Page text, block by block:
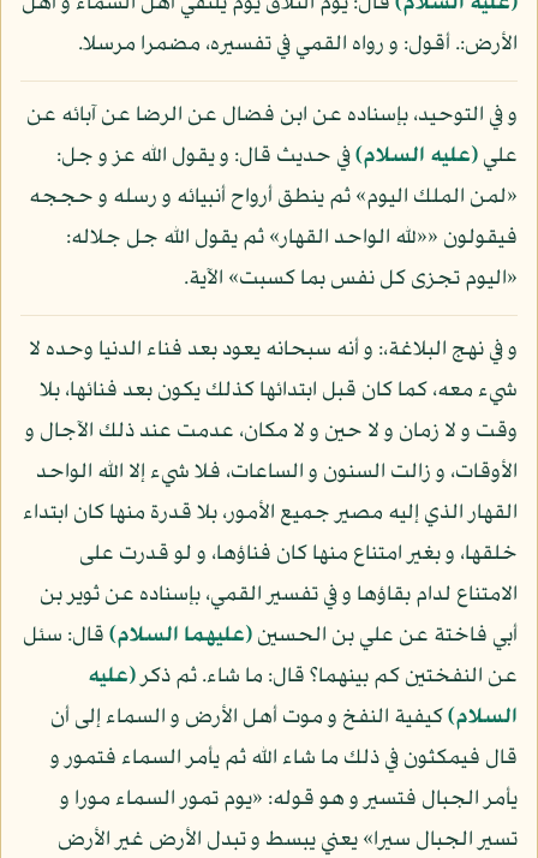
الأرض:. أقول: و رواه القمي في تفسيره، مضمرا مرسلا.
و في التوحيد، بإسناده عن ابن فضال عن الرضا عن آبائه عن
علي(عليه السلام)في حديث قال: و يقول الله عز و جل:
«لمن الملك اليوم» ثم ينطق أرواح أنبيائه و رسله و حججه
فيقولون ««لله الواحد القهار» ثم يقول الله جل جلاله:
«اليوم تجزى كل نفس بما كسبت» الآية.
و في نهج البلاغة،: و أنه سبحانه يعود بعد فناء الدنيا وحده لا
شيء معه، كما كان قبل ابتدائها كذلك يكون بعد فنائها، بلا
وقت و لا زمان و لا حين و لا مكان، عدمت عند ذلك الآجال و
الأوقات، و زالت السنون و الساعات، فلا شيء إلا الله الواحد
القهار الذي إليه مصير جميع الأمور، بلا قدرة منها كان ابتداء
خلقها، و بغير امتناع منها كان فناؤها، و لو قدرت على
الامتناع لدام بقاؤها و في تفسير القمي، بإسناده عن ثوير بن
أبي فاختة عن علي بن الحسين(عليهما السلام)قال: سئل
عن النفختين كم بينهما؟ قال: ما شاء. ثم ذكر(عليه
السلام)كيفية النفخ و موت أهل الأرض و السماء إلى أن
قال فيمكثون في ذلك ما شاء الله ثم يأمر السماء فتمور و
يأمر الجبال فتسير و هو قوله: «يوم تمور السماء مورا و
تسير الجبال سيرا» يعني يبسط و تبدل الأرض غير الأرض